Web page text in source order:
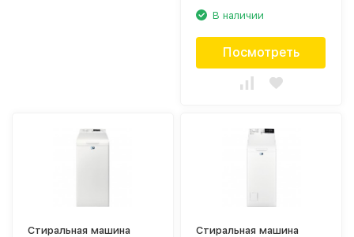
В наличии
Посмотреть
Стиральная машина
Стиральная машина